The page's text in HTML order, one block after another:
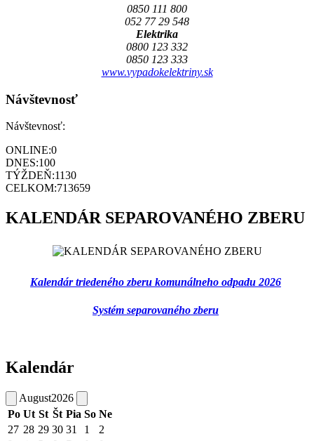
0850 111 800
052 77 29 548
Elektrika
0800 123 332
0850 123 333
www.vypadokelektriny.sk
Návštevnosť
Návštevnosť:
ONLINE:0
DNES:100
TÝŽDEŇ:1130
CELKOM:713659
KALENDÁR SEPAROVANÉHO ZBERU
Kalendár triedeného zberu komunálneho odpadu 2026
Systém separovaného zberu
Kalendár
August2026
Po Ut St Št Pia So Ne
27 28 29 30 31 1
2